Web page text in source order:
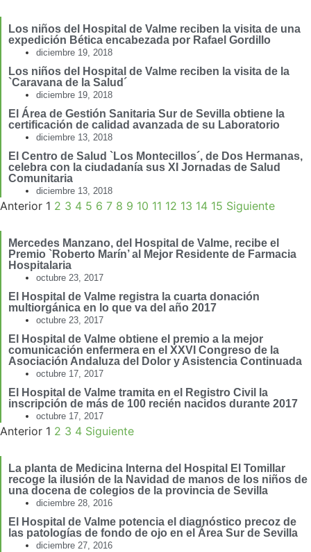
Los niños del Hospital de Valme reciben la visita de una
expedición Bética encabezada por Rafael Gordillo
diciembre 19, 2018
Los niños del Hospital de Valme reciben la visita de la
`Caravana de la Salud´
diciembre 19, 2018
El Área de Gestión Sanitaria Sur de Sevilla obtiene la
certificación de calidad avanzada de su Laboratorio
diciembre 13, 2018
El Centro de Salud `Los Montecillos´, de Dos Hermanas,
celebra con la ciudadanía sus XI Jornadas de Salud
Comunitaria
diciembre 13, 2018
Anterior 1 2 3 4 5 6 7 8 9 10 11 12 13 14 15 Siguiente
Mercedes Manzano, del Hospital de Valme, recibe el
Premio `Roberto Marín’ al Mejor Residente de Farmacia
Hospitalaria
octubre 23, 2017
El Hospital de Valme registra la cuarta donación
multiorgánica en lo que va del año 2017
octubre 23, 2017
El Hospital de Valme obtiene el premio a la mejor
comunicación enfermera en el XXVI Congreso de la
Asociación Andaluza del Dolor y Asistencia Continuada
octubre 17, 2017
El Hospital de Valme tramita en el Registro Civil la
inscripción de más de 100 recién nacidos durante 2017
octubre 17, 2017
Anterior 1 2 3 4 Siguiente
La planta de Medicina Interna del Hospital El Tomillar
recoge la ilusión de la Navidad de manos de los niños de
una docena de colegios de la provincia de Sevilla
diciembre 28, 2016
El Hospital de Valme potencia el diagnóstico precoz de
las patologías de fondo de ojo en el Área Sur de Sevilla
diciembre 27, 2016